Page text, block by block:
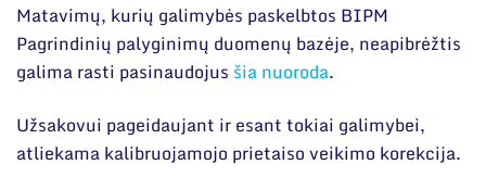
Matavimų, kurių galimybės paskelbtos BIPM
Pagrindinių palyginimų duomenų bazėje, neapibrėžtis
galima rasti pasinaudojus šia nuoroda.
Užsakovui pageidaujant ir esant tokiai galimybei,
atliekama kalibruojamojo prietaiso veikimo korekcija.